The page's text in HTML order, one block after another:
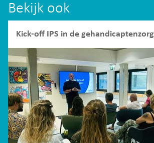
Bekijk ook
Kick-off IPS in de gehandicaptenzorg